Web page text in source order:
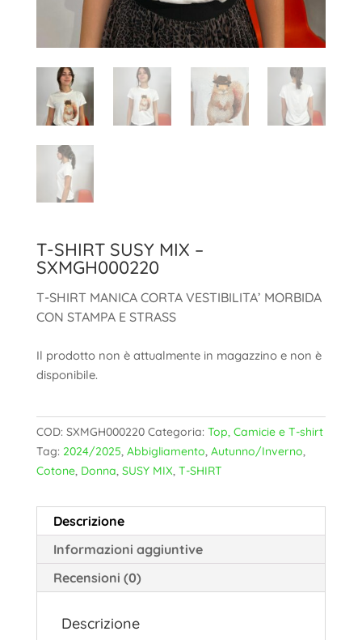
T-SHIRT SUSY MIX –
SXMGH000220
T-SHIRT MANICA CORTA VESTIBILITA’ MORBIDA
CON STAMPA E STRASS
Il prodotto non è attualmente in magazzino e non è
disponibile.
COD: SXMGH000220 Categoria: Top, Camicie e T-shirt
Tag: 2024/2025, Abbigliamento, Autunno/Inverno,
Cotone, Donna, SUSY MIX, T-SHIRT
Descrizione
Informazioni aggiuntive
Recensioni (0)
Descrizione